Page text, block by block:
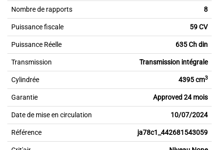
Nombre de rapports 8
Puissance fiscale 59 CV
Puissance Réelle 635 Ch din
Transmission Transmission intégrale
Cylindrée 4395 cm3
Garantie Approved 24 mois
Date de mise en circulation 10/07/2024
Référence ja78c1_442681543059